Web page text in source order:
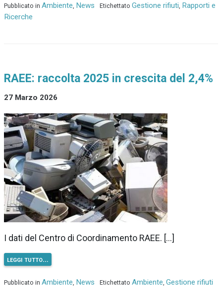
Pubblicato in Ambiente News Etichettato Gestione rifiuti Rapporti e
Ricerche
RAEE: raccolta 2025 in crescita del 2,4%
27 Marzo 2026
I dati del Centro di Coordinamento RAEE. […]
leggi tutto…
Pubblicato in Ambiente News Etichettato Ambiente Gestione rifiuti